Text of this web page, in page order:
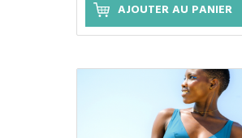
AJOUTER AU PANIER